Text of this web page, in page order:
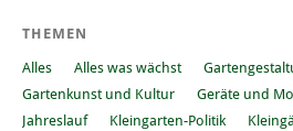
THEMEN
Alles Alles was wächst
Gartenkunst und Kultur
Geräte und
Jahreslauf
Kleingarten-Politik